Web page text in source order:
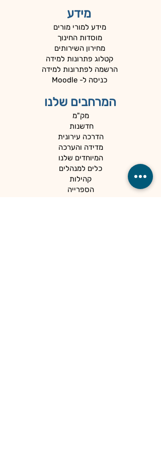
מידע
מידע למורי מורים
מוסדות החינוך
מחירון השירותים
קטלוג פתרונות למידה
הרשמה לפתרונות למידה
כניסה ל- Moodle
המרחבים שלנו
מק"מ
חדשנות
הדרכה עירונית
מדידה והערכה
המיוחדים שלנו
כלים למנהלים
קהילות
הספרייה